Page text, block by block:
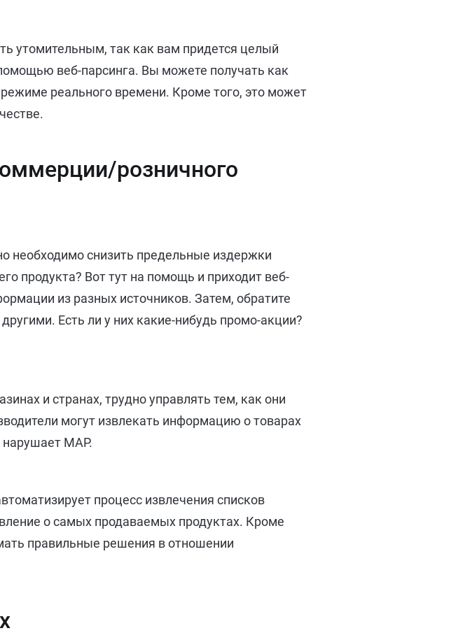
утомительным, так как вам придется целый
веб-парсинга. Вы можете получать как
реального времени. Кроме того, это может
розничного
необходимо снизить предельные издержки
продукта? Вот тут на помощь и приходит веб-
из разных источников. Затем, обратите
Есть ли у них какие-нибудь промо-акции?
и странах, трудно управлять тем, как они
могут извлекать информацию о товарах
MAP.
процесс извлечения списков
о самых продаваемых продуктах. Кроме
правильные решения в отношении